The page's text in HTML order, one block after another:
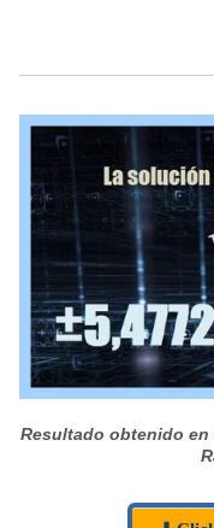
Resultado obtenido en